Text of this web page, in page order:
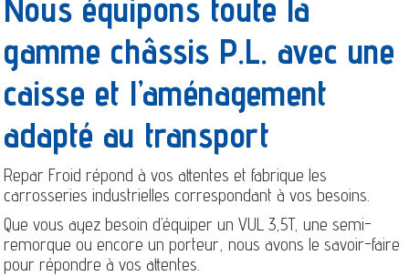
Nous équipons toute la
gamme châssis P.L. avec une
caisse et l’aménagement
adapté au transport
Repar Froid répond à vos attentes et fabrique les
carrosseries industrielles correspondant à vos besoins.
Que vous ayez besoin d’équiper un VUL 3,5T, une semi-
remorque ou encore un porteur, nous avons le savoir-faire
pour répondre à vos attentes.